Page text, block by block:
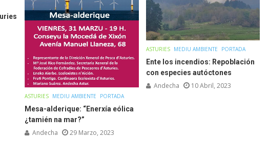
ASTURIES MEDIU AMBIENTE PORTADA
Mesa-alderique: “Enerxía eólica
¿tamién na mar?”
Andecha 29 Marzo, 2023
ASTURIES MEDIU AMBIENTE PORTADA
Ente los incendios: Repoblación
con especies autóctones
Andecha 10 Abril, 2023